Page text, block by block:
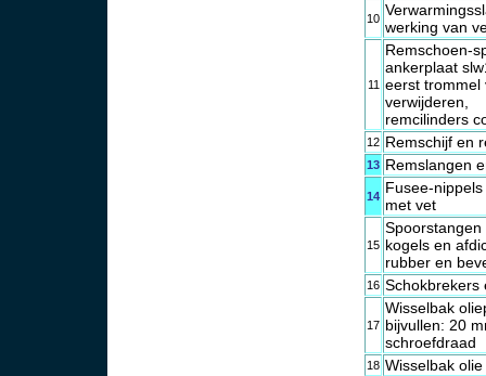
10 werking van
11
Remschoen-
ankerplaat
eerst trommel
verwijderen,
remcilinders
12 Remschijf en
13 Remslangen
14 Fusee-
met vet
15 kogels en
rubber en
16 Schokbrekers
17
Wisselbak
bijvullen: 20
schroefdraad
18 Wisselbak